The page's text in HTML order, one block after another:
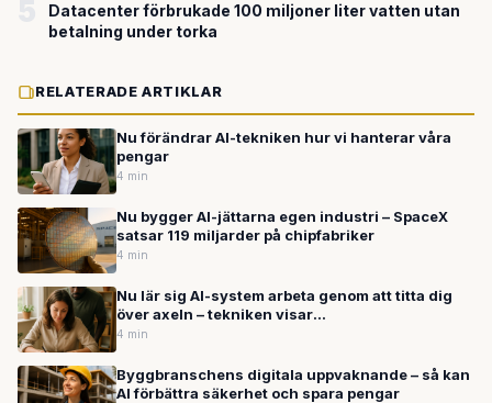
Datacenter förbrukade 100 miljoner liter vatten utan
betalning under torka
RELATERADE ARTIKLAR
Nu förändrar AI-tekniken hur vi hanterar våra
pengar
4 min
Nu bygger AI-jättarna egen industri – SpaceX
satsar 119 miljarder på chipfabriker
4 min
Nu lär sig AI-system arbeta genom att titta dig
över axeln – tekniken visar
framgångsfrekvenser på över 80 procent
4 min
Byggbranschens digitala uppvaknande – så kan
AI förbättra säkerhet och spara pengar